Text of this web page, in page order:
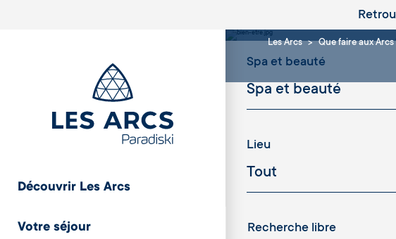
Découvrir Les Arcs
Votre séjour
Les Arcs Que faire aux Arcs
Spa et beauté
Lieu
Recherche libre